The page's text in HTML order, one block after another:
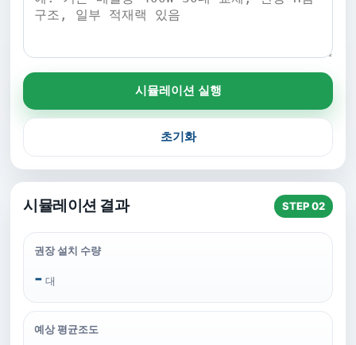
시뮬레이션 실행
초기화
시뮬레이션 결과 STEP 02
권장 설치 수량
- 대
예상 평균조도